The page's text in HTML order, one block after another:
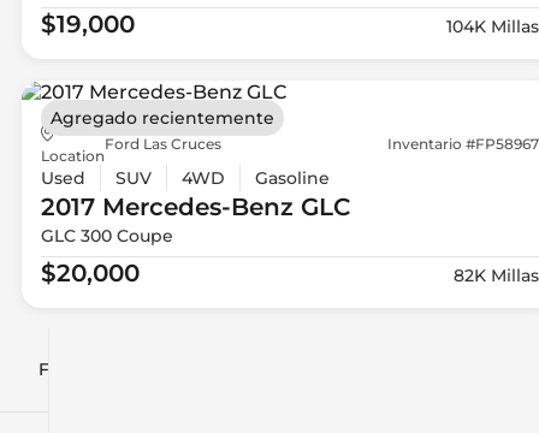
Filtrar por
$19,000 104K Millas
Location
Ford Las Cruces Inventario #FP58967
Used SUV 4WD Gasoline
2017 Mercedes-Benz GLC
GLC 300 Coupe
$20,000 82K Millas
Agregado recientemente